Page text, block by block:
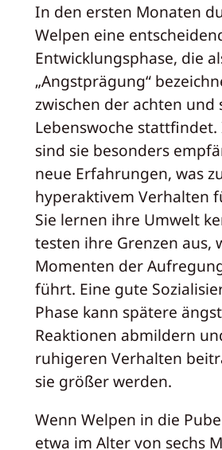
In den ersten Monaten
Welpen eine
Entwicklungsphase, die
„Angstprägung“
zwischen der achten und
Lebenswoche
sind sie besonders
neue Erfahrungen, was
hyperaktivem Verhalten
Sie lernen ihre Umwelt
testen ihre Grenzen aus,
Momenten der
führt. Eine gute
Phase kann spätere
Reaktionen abmildern
ruhigeren Verhalten
sie größer werden.
Wenn Welpen in die
etwa im Alter von sechs